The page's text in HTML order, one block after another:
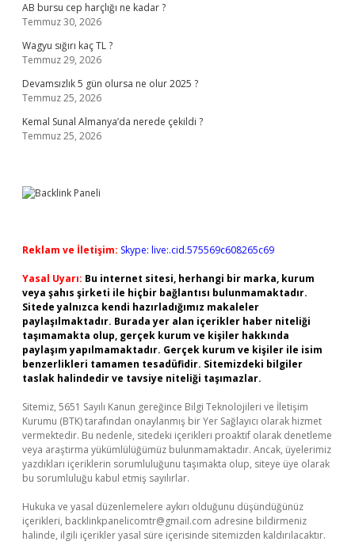
AB bursu cep harçlığı ne kadar ?
Temmuz 30, 2026
Wagyu sığırı kaç TL ?
Temmuz 29, 2026
Devamsızlık 5 gün olursa ne olur 2025 ?
Temmuz 25, 2026
Kemal Sunal Almanya’da nerede çekildi ?
Temmuz 25, 2026
Reklam ve İletişim: Skype: live:.cid.575569c608265c69
Yasal Uyarı: Bu internet sitesi, herhangi bir marka, kurum
veya şahıs şirketi ile hiçbir bağlantısı bulunmamaktadır.
Sitede yalnızca kendi hazırladığımız makaleler
paylaşılmaktadır. Burada yer alan içerikler haber niteliği
taşımamakta olup, gerçek kurum ve kişiler hakkında
paylaşım yapılmamaktadır. Gerçek kurum ve kişiler ile isim
benzerlikleri tamamen tesadüfidir. Sitemizdeki bilgiler
taslak halindedir ve tavsiye niteliği taşımazlar.
Sitemiz, 5651 Sayılı Kanun gereğince Bilgi Teknolojileri ve İletişim
Kurumu (BTK) tarafından onaylanmış bir Yer Sağlayıcı olarak hizmet
vermektedir. Bu nedenle, sitedeki içerikleri proaktif olarak denetleme
veya araştırma yükümlülüğümüz bulunmamaktadır. Ancak, üyelerimiz
yazdıkları içeriklerin sorumluluğunu taşımakta olup, siteye üye olarak
bu sorumluluğu kabul etmiş sayılırlar.
Hukuka ve yasal düzenlemelere aykırı olduğunu düşündüğünüz
içerikleri, backlinkpanelicomtr@gmail.com adresine bildirmeniz
halinde, ilgili içerikler yasal süre içerisinde sitemizden kaldırılacaktır.